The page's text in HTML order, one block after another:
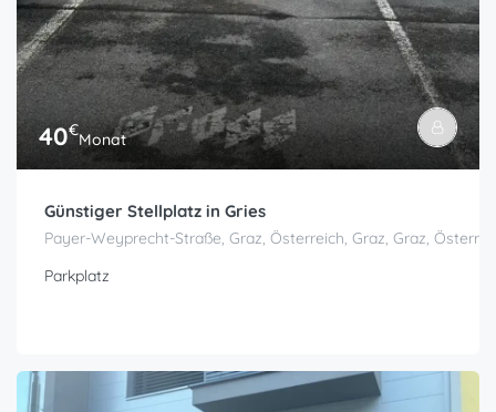
40€Monat
Günstiger Stellplatz in Gries
Payer-Weyprecht-Straße, Graz, Österreich, Graz, Graz,
Parkplatz